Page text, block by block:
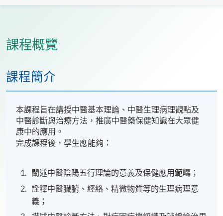
課程概覽
課程簡介
本課程旨在講授中醫基本理論、中醫生理病理觀點及
中醫診斷與治療方法，推廣中醫藥保健知識在大眾健
康中的應用。
完成課程後，學生應能夠：
闡述中醫陰陽五行理論的意義及保健應用範疇；
詮釋中醫臟腑、經絡、精微物質等的生理病理意
義；